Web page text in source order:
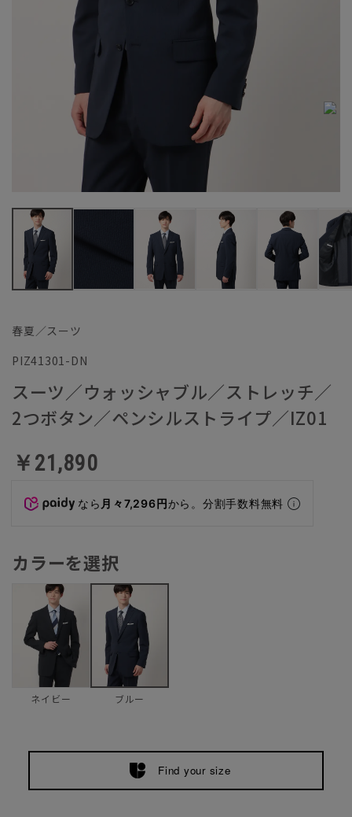
春夏／スーツ
PIZ41301-DN
スーツ／ウォッシャブル／ストレッチ／
2つボタン／ペンシルストライプ／IZ01
￥21,890
なら 月々7,296円から。分割手数料無料
カラーを選択
ネイビー ブルー
Find your size